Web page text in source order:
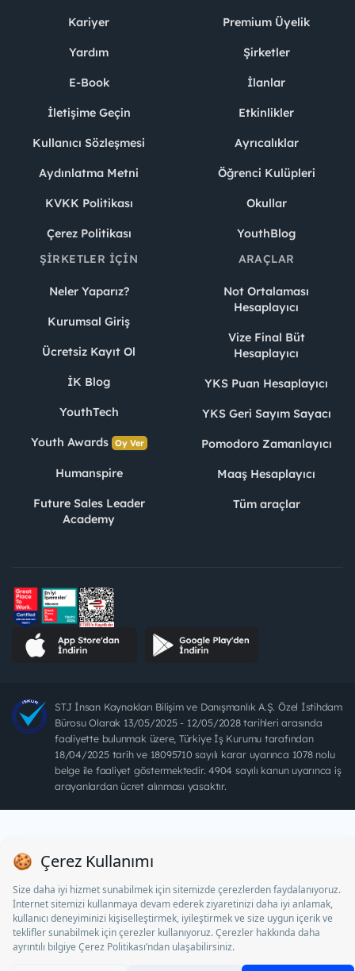
Kariyer
Yardım
E-Book
İletişime Geçin
Kullanıcı Sözleşmesi
Aydınlatma Metni
KVKK Politikası
Çerez Politikası
Premium Üyelik
Şirketler
İlanlar
Etkinlikler
Ayrıcalıklar
Öğrenci Kulüpleri
Okullar
YouthBlog
ŞIRKETLER İÇIN
Neler Yaparız?
Kurumsal Giriş
Ücretsiz Kayıt Ol
İK Blog
YouthTech
Youth Awards Oy Ver
Humanspire
Future Sales Leader
Academy
ARAÇLAR
Not Ortalaması
Hesaplayıcı
Vize Final Büt
Hesaplayıcı
YKS Puan Hesaplayıcı
YKS Geri Sayım Sayacı
Pomodoro Zamanlayıcı
Maaş Hesaplayıcı
Tüm araçlar
STJ İnsan Kaynakları Bilişim ve Danışmanlık A.Ş. Özel İstihdam
Bürosu Olarak 13/05/2025 - 12/05/2028 tarihleri arasında
faaliyette bulunmak üzere, Türkiye İş Kurumu tarafından
18/04/2025 tarih ve 18095710 sayılı karar uyarınca 1078 nolu
belge ile faaliyet göstermektedir. 4904 sayılı kanun uyarınca iş
arayanlardan ücret alınması yasaktır.